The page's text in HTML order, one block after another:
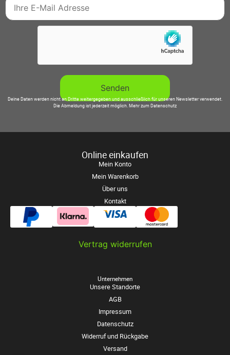
Deine Daten werden nicht an Dritte weitergegeben und ausschließlich für unseren Newsletter verwendet.
Die Abmeldung ist jederzeit möglich.Mehr zum Datenschutz
Online einkaufen
Mein Konto
Mein Warenkorb
Über uns
Kontakt
Vertrag widerrufen
Unternehmen
Unsere Standorte
AGB
Impressum
Datenschutz
Widerruf und Rückgabe
Versand